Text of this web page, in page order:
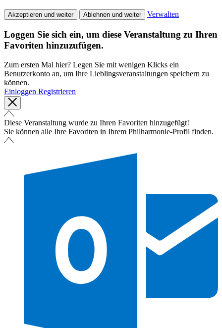
Akzeptieren und weiter Ablehnen und weiter Verwalten
Loggen Sie sich ein, um diese Veranstaltung zu Ihren
Favoriten hinzuzufügen.
Zum ersten Mal hier? Legen Sie mit wenigen Klicks ein
Benutzerkonto an, um Ihre Lieblingsveranstaltungen speichern zu
können.
Einloggen Registrieren
Diese Veranstaltung wurde zu Ihren Favoriten hinzugefügt!
Sie können alle Ihre Favoriten in Ihrem Philharmonie-Profil finden.